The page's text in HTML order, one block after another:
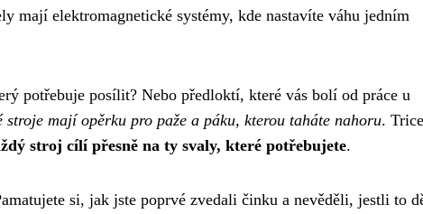
mají elektromagnetické systémy, kde nastavíte váhu jedním
potřebuje posílit? Nebo předloktí, které vás bolí od práce u
stroje mají opěrku pro paže a páku, kterou taháte nahoru.
stroj cílí přesně na ty svaly, které potřebujete.
si, jak jste poprvé zvedali činku a nevěděli, jestli to